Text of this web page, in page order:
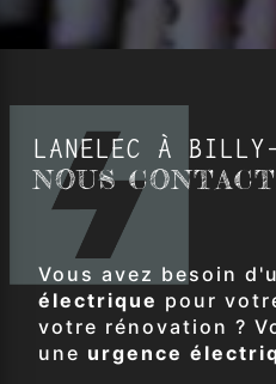
LANELEC À BILLY-
NOUS
Vous avez besoin
électrique pour
votre rénovation ?
une urgence